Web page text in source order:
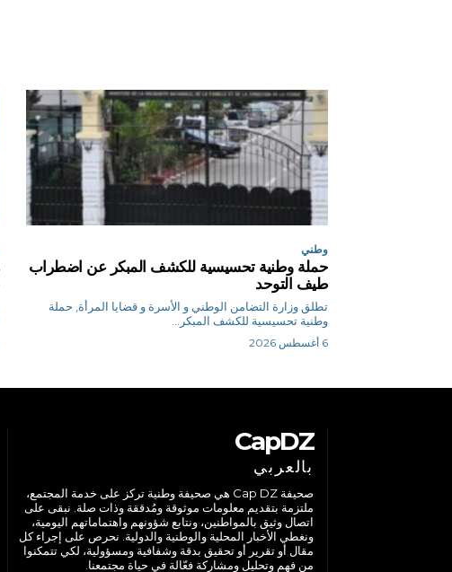
وطني
حملة وطنية تحسيسية للكشف المبكر عن اضطراب
طيف التوحد
تطلق وزارة التضامن الوطني و الأسرة و قضايا المرأة, حملة
وطنية تحسيسية للكشف المبكر...
6 أغسطس 2026
CapDZ
بالعربي
صحيفة Cap DZ هي صحيفة وطنية تركز على خدمة المجتمع،
ملتزمة بتقديم معلومات موثوقة ومُدققة وذات صلة. نبقى على
اتصال وثيق بالمواطنين، ونتابع شؤونهم واهتماماتهم اليومية،
ونغطي الأخبار المحلية والوطنية والدولية. نحرص على إجراء كل
مقال أو تقرير أو تحقيق بدقة وشفافية ومسؤولية، لكي تتمكنوا
من فهم وتحليل ومشاركة فعّالة في حياة مجتمعنا.